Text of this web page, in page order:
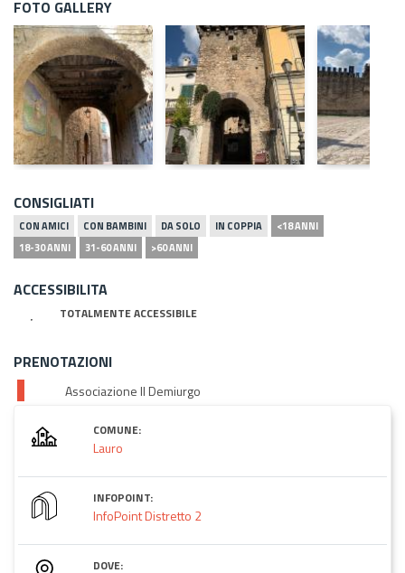
FOTO GALLERY
CONSIGLIATI
CON AMICI CON BAMBINI DA SOLO IN COPPIA
<18 ANNI
18-30 ANNI
31-60 ANNI >60 ANNI
ACCESSIBILITA
TOTALMENTE ACCESSIBILE
PRENOTAZIONI
Associazione Il Demiurgo
COMUNE:
Lauro
INFOPOINT:
InfoPoint Distretto 2
DOVE: